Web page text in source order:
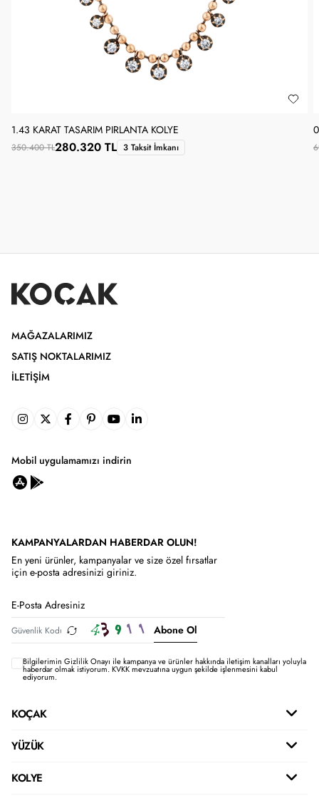
1.43 KARAT TASARIM PIRLANTA KOLYE
350.400 TL280.320 TL 3 Taksit İmkanı
MAĞAZALARIMIZ
SATIŞ NOKTALARIMIZ
İLETIŞIM
Mobil uygulamamızı indirin
KAMPANYALARDAN HABERDAR OLUN!
En yeni ürünler, kampanyalar ve size özel fırsatlar
için e-posta adresinizi giriniz.
Abone Ol
Bilgilerimin Gizlilik Onayı ile kampanya ve ürünler hakkında iletişim kanalları yoluyla
haberdar olmak istiyorum.KVKK mevzuatına uygun şekilde işlenmesini kabul
ediyorum.
KOÇAK
YÜZÜK
KOLYE